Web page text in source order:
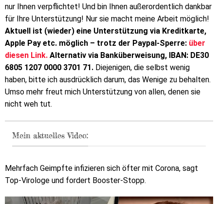
nur Ihnen verpflichtet! Und bin Ihnen außerordentlich dankbar
für Ihre Unterstützung! Nur sie macht meine Arbeit möglich!
Aktuell ist (wieder) eine Unterstützung via Kreditkarte,
Apple Pay etc. möglich – trotz der Paypal-Sperre: über
diesen Link. Alternativ via Banküberweisung, IBAN: DE30
6805 1207 0000 3701 71. Diejenigen, die selbst wenig
haben, bitte ich ausdrücklich darum, das Wenige zu behalten.
Umso mehr freut mich Unterstützung von allen, denen sie
nicht weh tut.
Mein aktuelles Video:
Mehrfach Geimpfte infizieren sich öfter mit Corona, sagt
Top-Virologe und fordert Booster-Stopp.